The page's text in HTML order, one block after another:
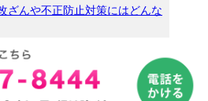
ざんや不正防止対策にはどんな